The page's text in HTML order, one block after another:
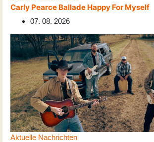
Carly Pearce Ballade Happy For Myself
07. 08. 2026
Aktuelle Nachrichten